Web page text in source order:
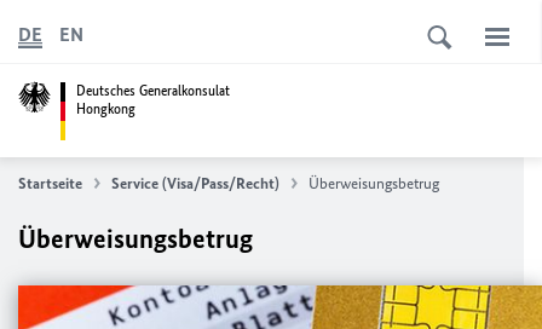
Deutsches Generalkonsulat
Hongkong
DE EN
Startseite Service (Visa/Pass/Recht) Überweisungsbetrug
Überweisungsbetrug